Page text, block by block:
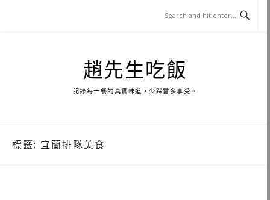
趙先生吃飯
記錄每一餐的真實味道，少踩雷多享受。
標籤: 宜蘭排隊美食